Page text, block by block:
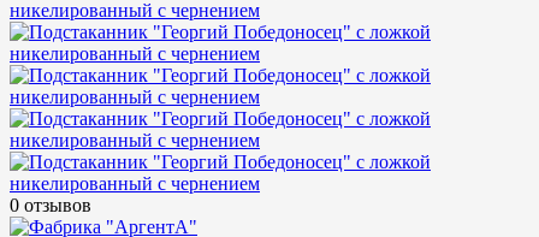
0 отзывов